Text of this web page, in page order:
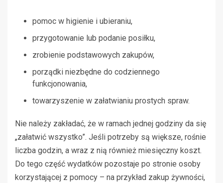
pomoc w higienie i ubieraniu,
przygotowanie lub podanie posiłku,
zrobienie podstawowych zakupów,
porządki niezbędne do codziennego
funkcjonowania,
towarzyszenie w załatwianiu prostych spraw.
Nie należy zakładać, że w ramach jednej godziny da się
„załatwić wszystko”. Jeśli potrzeby są większe, rośnie
liczba godzin, a wraz z nią również miesięczny koszt.
Do tego część wydatków pozostaje po stronie osoby
korzystającej z pomocy – na przykład zakup żywności,